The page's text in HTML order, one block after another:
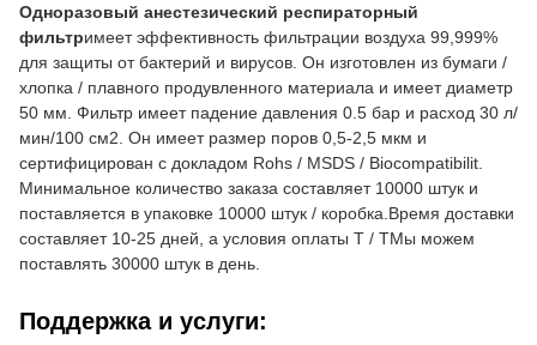
Одноразовый анестезический респираторный
фильтримеет эффективность фильтрации воздуха 99,999%
для защиты от бактерий и вирусов. Он изготовлен из бумаги /
хлопка / плавного продувленного материала и имеет диаметр
50 мм. Фильтр имеет падение давления 0.5 бар и расход 30 л/
мин/100 см2. Он имеет размер поров 0,5-2,5 мкм и
сертифицирован с докладом Rohs / MSDS / Biocompatibilit.
Минимальное количество заказа составляет 10000 штук и
поставляется в упаковке 10000 штук / коробка.Время доставки
составляет 10-25 дней, а условия оплаты T / TМы можем
поставлять 30000 штук в день.
Поддержка и услуги: